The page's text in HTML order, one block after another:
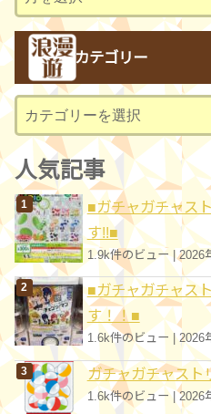
ー
カ
ブ
カテゴリー
カ
テ
ゴ
リ
ー
人気記事
■ガチャガチャス
す!!■
1.9k件のビュー|2026
■ガチャガチャス
す！！■
1.6k件のビュー |2026
ガチャガチャスト
1.6k件のビュー|2026